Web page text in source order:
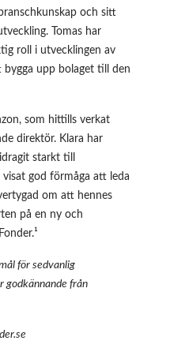
och sitt
Tomas har
roll i utvecklingen av
bygga upp bolaget till den
som hittills verkat
direktör. Klara har
starkt till
god förmåga att leda
om att hennes
på en ny och
för sedvanlig
godkännande från